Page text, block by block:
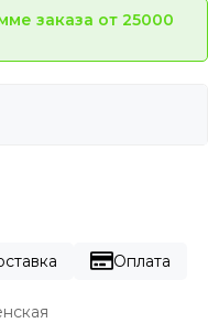
заказа от 25000
Оплата